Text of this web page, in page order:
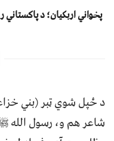
پخواني اربکیان؛ د
د ځپل شوي ټبر (بني
شاعر هم و، رسول الله